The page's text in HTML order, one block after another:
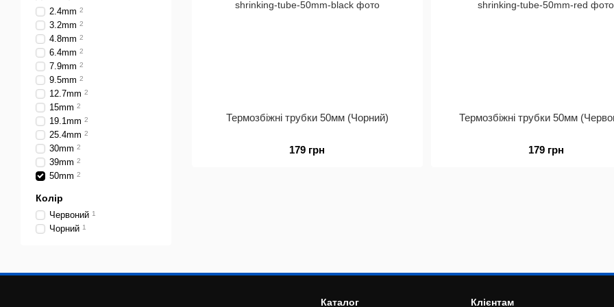
Термозбіжні трубки 50мм (Чорний)
179 грн
Термозбіжні трубки 50мм
179 грн
2.4mm 2
3.2mm 2
4.8mm 2
6.4mm 2
7.9mm 2
9.5mm 2
12.7mm 2
15mm 2
19.1mm 2
25.4mm 2
30mm 2
39mm 2
50mm 2
Колір
Червоний 1
Чорний 1
Каталог Клієнтам